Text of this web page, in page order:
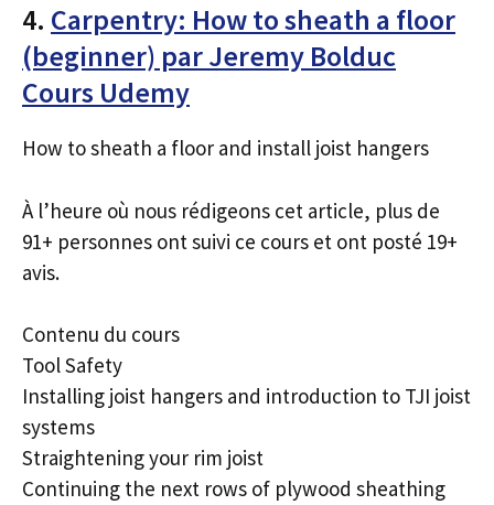
4. Carpentry: How to sheath a floor
(beginner) par Jeremy Bolduc
Cours Udemy
How to sheath a floor and install joist hangers
À l’heure où nous rédigeons cet article, plus de
91+ personnes ont suivi ce cours et ont posté 19+
avis.
Contenu du cours
Tool Safety
Installing joist hangers and introduction to TJI joist
systems
Straightening your rim joist
Continuing the next rows of plywood sheathing